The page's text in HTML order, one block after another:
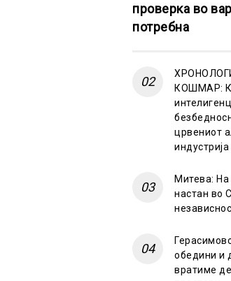
проверка во
потребна
КОШМАР:
црвениот
индустрија
Митева: На
настан во
обедини и
вратиме